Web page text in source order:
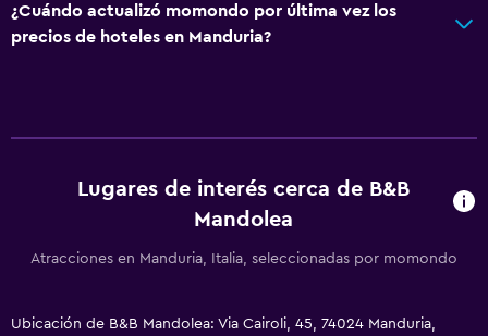
¿Cuándo actualizó momondo por última vez los
precios de hoteles en Manduria?
Lugares de interés cerca de B&B
Mandolea
Atracciones en Manduria, Italia, seleccionadas por momondo
Ubicación de B&B Mandolea: Via Cairoli, 45, 74024 Manduria,